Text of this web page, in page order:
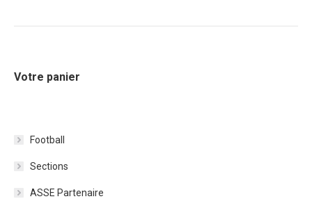
Votre panier
Football
Sections
ASSE Partenaire